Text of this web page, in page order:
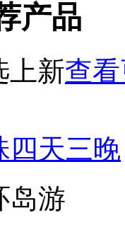
产品
上新查
四天三晚
岛游